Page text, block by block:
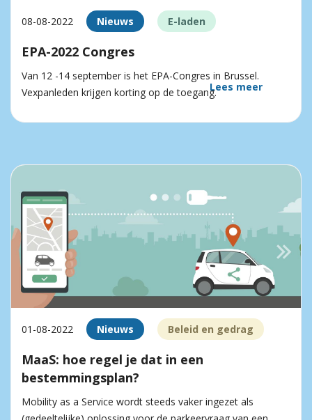
08-08-2022 Nieuws E-laden
EPA-2022 Congres
Van 12 -14 september is het EPA-Congres in Brussel.
Vexpanleden krijgen korting op de toegang.Lees meer
01-08-2022 Nieuws Beleid en gedrag
MaaS: hoe regel je dat in een
bestemmingsplan?
Mobility as a Service wordt steeds vaker ingezet als